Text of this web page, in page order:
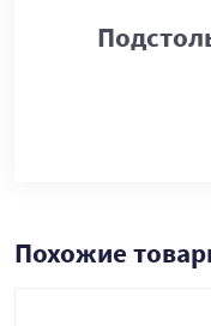
Похожие